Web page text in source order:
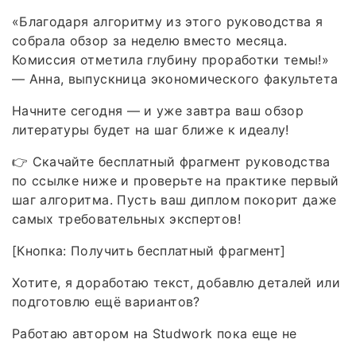
«Благодаря алгоритму из этого руководства я
собрала обзор за неделю вместо месяца.
Комиссия отметила глубину проработки темы!»
— Анна, выпускница экономического факультета
Начните сегодня — и уже завтра ваш обзор
литературы будет на шаг ближе к идеалу!
👉 Скачайте бесплатный фрагмент руководства
по ссылке ниже и проверьте на практике первый
шаг алгоритма. Пусть ваш диплом покорит даже
самых требовательных экспертов!
[Кнопка: Получить бесплатный фрагмент]
Хотите, я доработаю текст, добавлю деталей или
подготовлю ещё вариантов?
Работаю автором на Studwork пока еще не